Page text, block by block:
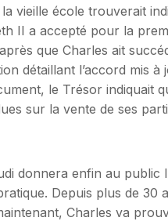
vieille école trouverait
II a accepté pour la
que Charles ait
détaillant l’accord mis
le Trésor indiquait
​​​​sur la vente de ses
donnera enfin au public
Depuis plus de 30
Charles va